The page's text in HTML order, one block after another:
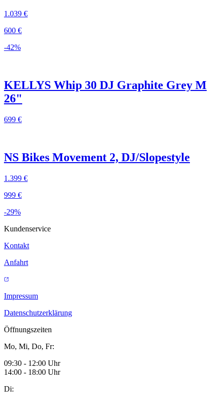
1.039 €
600 €
-42%
KELLYS Whip 30 DJ Graphite Grey M
26"
699 €
NS Bikes Movement 2, DJ/Slopestyle
1.399 €
999 €
-29%
Kundenservice
Kontakt
Anfahrt
Impressum
Datenschutzerklärung
Öffnungszeiten
Mo, Mi, Do, Fr:
09:30 - 12:00 Uhr
14:00 - 18:00 Uhr
Di: